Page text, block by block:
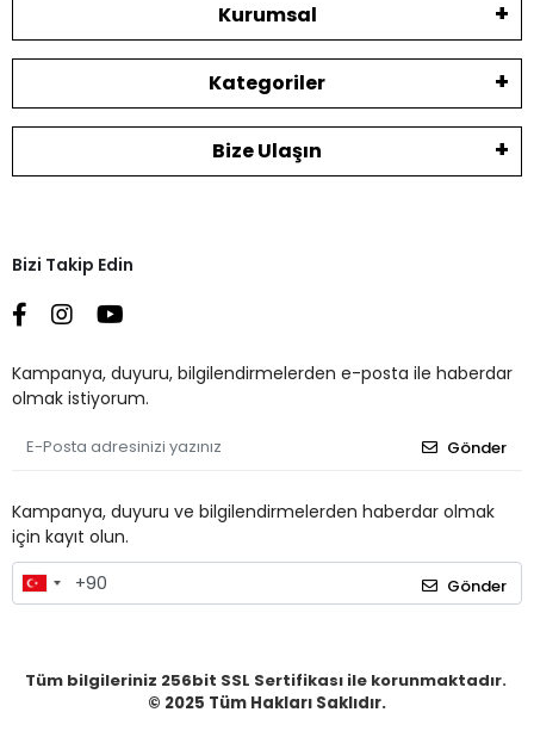
Kurumsal
Kategoriler
Bize Ulaşın
Bizi Takip Edin
Kampanya, duyuru, bilgilendirmelerden e-posta ile haberdar
olmak istiyorum.
Gönder
Kampanya, duyuru ve bilgilendirmelerden haberdar olmak
için kayıt olun.
Gönder
Tüm bilgileriniz 256bit SSL Sertifikası ile korunmaktadır.
© 2025 Tüm Hakları Saklıdır.